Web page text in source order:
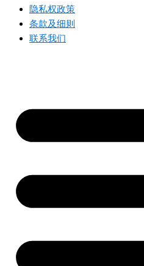
隐私权政策
条款及细则
联系我们